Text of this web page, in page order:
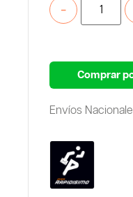
-
Comprar
Envíos